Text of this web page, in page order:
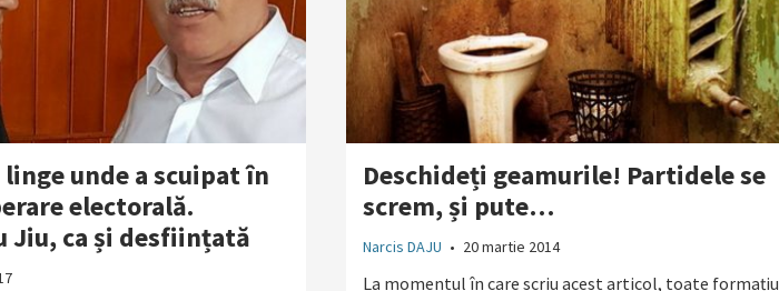
linge unde a scuipat în
electorală.
Jiu, ca și desființată
Deschideți geamurile! Partidele se
screm, și pute…
Narcis DAJU • 20 martie 2014
La momentul în care scriu acest articol, toate